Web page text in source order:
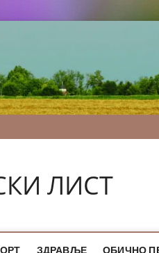
ЛИСТ
ЗДРАВЉЕ ОБИЧНО